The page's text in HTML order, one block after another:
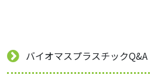
バイオマスプラスチックQ&A